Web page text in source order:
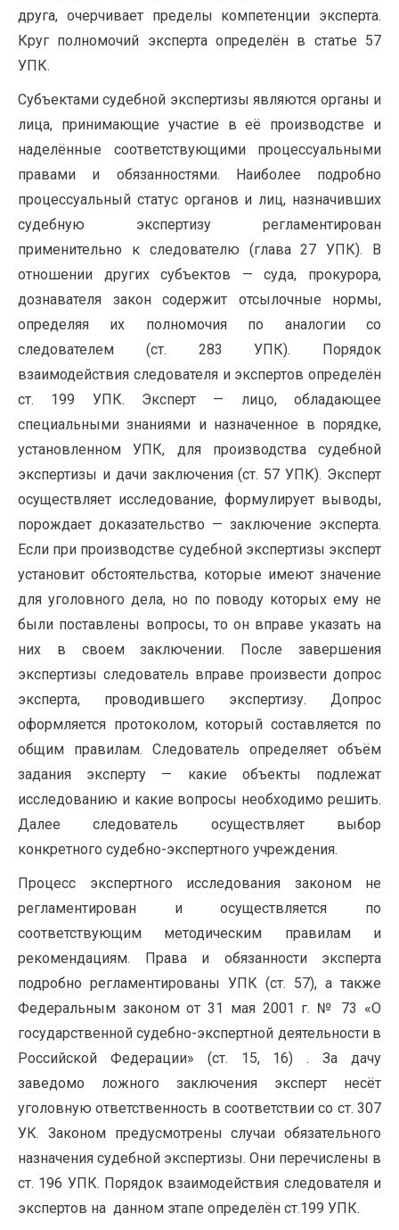
друга, очерчивает пределы компетенции эксперта.
Круг полномочий эксперта определён в статье 57
УПК.
Субъектами судебной экспертизы являются органы и
лица, принимающие участие в её производстве и
наделённые соответствующими процессуальными
правами и обязанностями. Наиболее подробно
процессуальный статус органов и лиц, назначивших
судебную экспертизу регламентирован
применительно к следователю (глава 27 УПК). В
отношении других субъектов — суда, прокурора,
дознавателя закон содержит отсылочные нормы,
определяя их полномочия по аналогии со
следователем (ст. 283 УПК). Порядок
взаимодействия следователя и экспертов определён
ст. 199 УПК. Эксперт — лицо, обладающее
специальными знаниями и назначенное в порядке,
установленном УПК, для производства судебной
экспертизы и дачи заключения (ст. 57 УПК). Эксперт
осуществляет исследование, формулирует выводы,
порождает доказательство — заключение эксперта.
Если при производстве судебной экспертизы эксперт
установит обстоятельства, которые имеют значение
для уголовного дела, но по поводу которых ему не
были поставлены вопросы, то он вправе указать на
них в своем заключении. После завершения
экспертизы следователь вправе произвести допрос
эксперта, проводившего экспертизу. Допрос
оформляется протоколом, который составляется по
общим правилам. Следователь определяет объём
задания эксперту — какие объекты подлежат
исследованию и какие вопросы необходимо решить.
Далее следователь осуществляет выбор
конкретного судебно-экспертного учреждения.
Процесс экспертного исследования законом не
регламентирован и осуществляется по
соответствующим методическим правилам и
рекомендациям. Права и обязанности эксперта
подробно регламентированы УПК (ст. 57), а также
Федеральным законом от 31 мая 2001 г. № 73 «О
государственной судебно-экспертной деятельности в
Российской Федерации» (ст. 15, 16) . За дачу
заведомо ложного заключения эксперт несёт
уголовную ответственность в соответствии со ст. 307
УК. Законом предусмотрены случаи обязательного
назначения судебной экспертизы. Они перечислены в
ст. 196 УПК. Порядок взаимодействия следователя и
экспертов на данном этапе определён ст.199 УПК.